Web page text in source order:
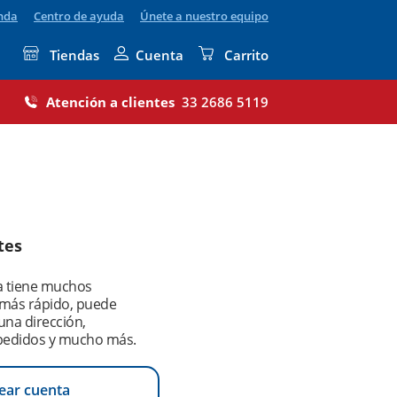
Centro de ayuda Únete a nuestro equipo
Tiendas Cuenta Carrito
Atención a clientes 33 2686 5119
tiene muchos
rápido, puede
dirección,
y mucho más.
cuenta